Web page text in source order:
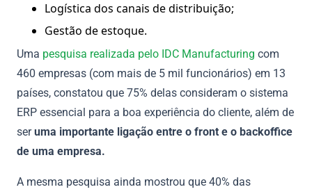
Logística dos canais de distribuição;
Gestão de estoque.
Uma pesquisa realizada pelo IDC Manufacturing com
460 empresas (com mais de 5 mil funcionários) em 13
países, constatou que 75% delas consideram o sistema
ERP essencial para a boa experiência do cliente, além de
seruma importante ligação entre o front e o backoffice
de uma empresa.
A mesma pesquisa ainda mostrou que 40% das